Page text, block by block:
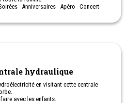
- Anniversaires - Apéro - Concert
hydraulique
en visitant cette centrale
avec les enfants.